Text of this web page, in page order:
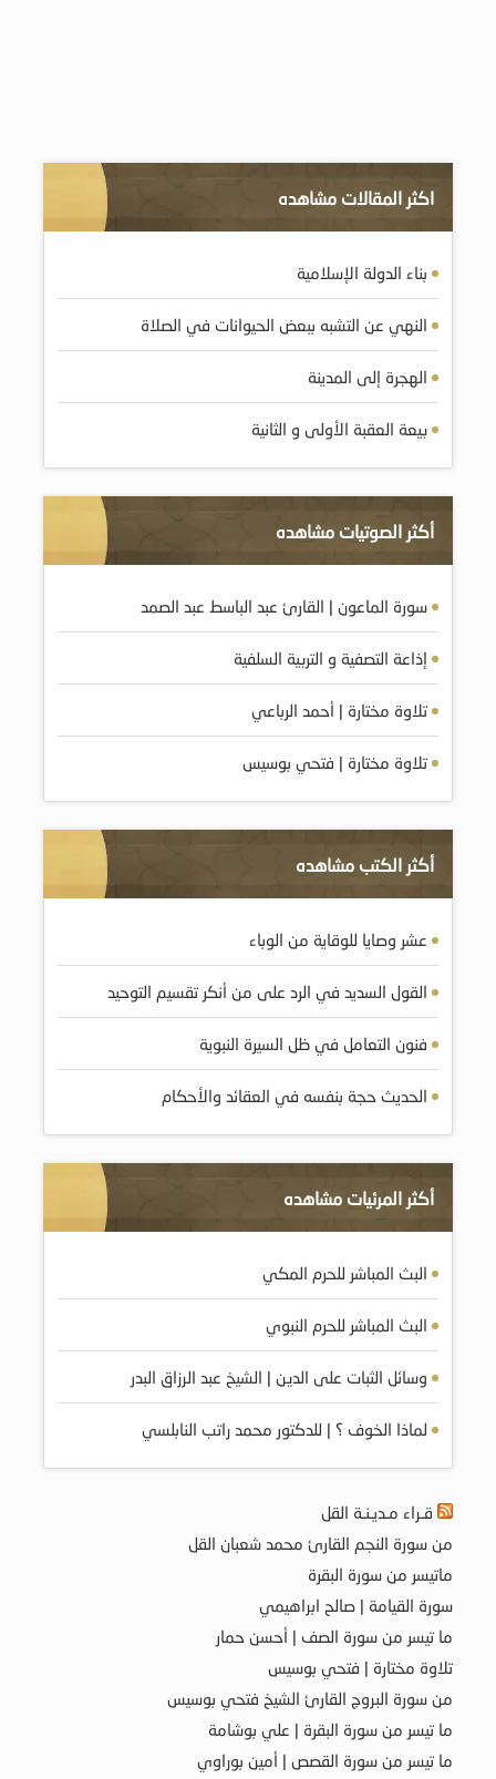
اكثر المقالات مشاهده
بناء الدولة الإسلامية
النهي عن التشبه ببعض الحيوانات في الصلاة
الهجرة إلى المدينة
بيعة العقبة الأولى و الثانية
أكثر الصوتيات مشاهده
سورة الماعون | القارئ عبد الباسط عبد الصمد
إذاعة التصفية و التربية السلفية
تلاوة مختارة | أحمد الرباعي
تلاوة مختارة | فتحي بوسيس
أكثر الكتب مشاهده
عشر وصايا للوقاية من الوباء
القول السديد في الرد على من أنكر تقسيم التوحيد
فنون التعامل في ظل السيرة النبوية
الحديث حجة بنفسه في العقائد والأحكام
أكثر المرئيات مشاهده
البث المباشر للحرم المكي
البث المباشر للحرم النبوي
وسائل الثبات على الدين | الشيخ عبد الرزاق البدر
لماذا الخوف ؟ | للدكتور محمد راتب النابلسي
قـراء مـديـنـة القل
من سورة النجم القارئ محمد شعبان القل
ماتيسر من سورة البقرة
سورة القيامة | صالح ابراهيمي
ما تيسر من سورة الصف | أحسن حمار
تلاوة مختارة | فتحي بوسيس
من سورة البروج القارئ الشيخ فتحي بوسيس
ما تيسر من سورة البقرة | علي بوشامة
ما تيسر من سورة القصص | أمين بوراوي